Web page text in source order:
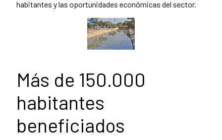
habitantes y las oportunidades económicas del sector.
Más de 150.000
habitantes
beneficiados